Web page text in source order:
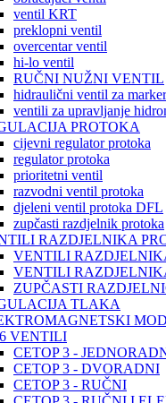
ventil KRT
preklopni ventil
overcentar ventil
hi-lo ventil
RUČNI NUŽNI VENTIL
hidraulični ventil za marker
ventili za upravljanje
PROTOKA
cijevni regulator protoka
regulator protoka
prioritetni ventil
razvodni ventil protoka
djeleni ventil protoka DFL
zupčasti razdjelnik protoka
RAZDJELNIKA
VENTILI
VENTILI
ZUPČASTI
TLAKA
VENTILI
CETOP 3 -
CETOP 3 - DVORADNI
CETOP 3 - RUČNI